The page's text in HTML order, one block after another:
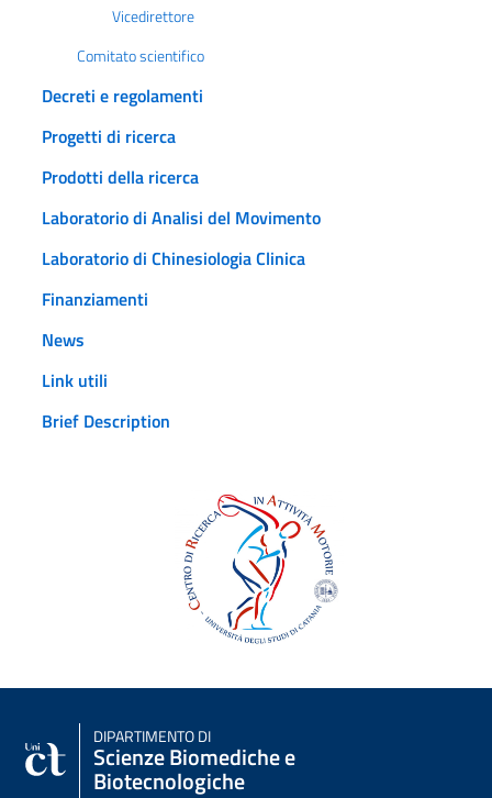
Vicedirettore
Comitato scientifico
Decreti e regolamenti
Progetti di ricerca
Prodotti della ricerca
Laboratorio di Analisi del Movimento
Laboratorio di Chinesiologia Clinica
Finanziamenti
News
Link utili
Brief Description
DIPARTIMENTO DI
Scienze Biomediche e
Biotecnologiche